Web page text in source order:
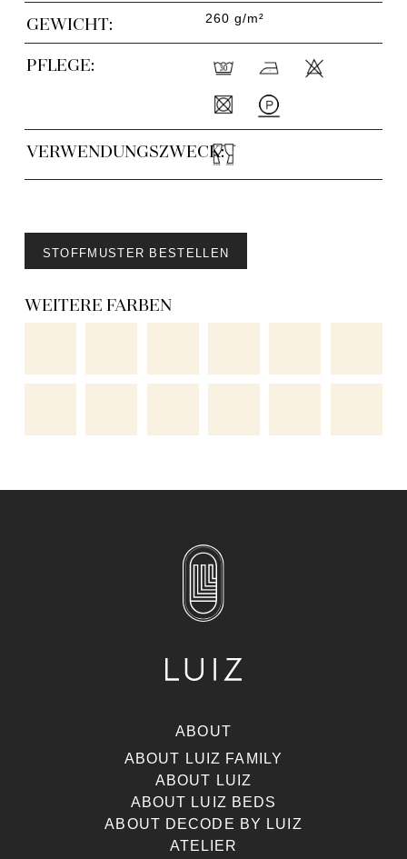
GEWICHT: 260 g/m²
PFLEGE:
VERWENDUNGSZWECK:
STOFFMUSTER BESTELLEN
WEITERE FARBEN
ABOUT
ABOUT LUIZ FAMILY
ABOUT LUIZ
ABOUT LUIZ BEDS
ABOUT DECODE BY LUIZ
ATELIER